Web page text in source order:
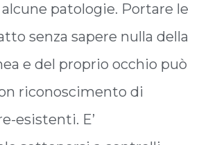
patologie. Portare le
senza sapere nulla della
e del proprio occhio può
riconoscimento di
esistenti. E’